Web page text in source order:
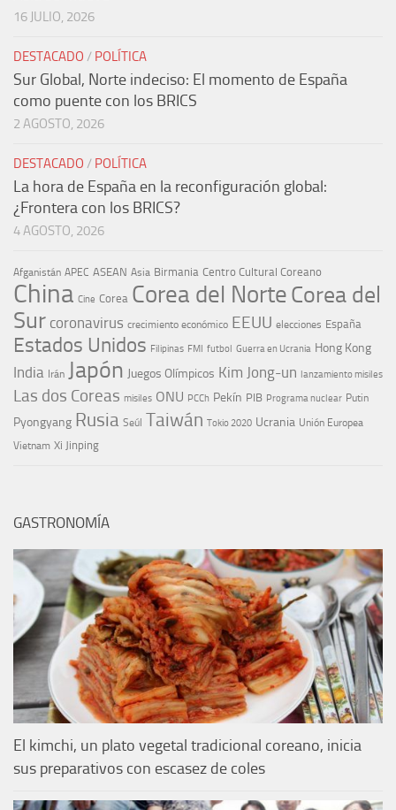
16 JULIO, 2026
DESTACADO / POLÍTICA
Sur Global, Norte indeciso: El momento de España
como puente con los BRICS
2 AGOSTO, 2026
DESTACADO / POLÍTICA
La hora de España en la reconfiguración global:
¿Frontera con los BRICS?
4 AGOSTO, 2026
Afganistán APEC ASEAN Asia Birmania Centro Cultural Coreano
China Cine Corea Corea del NorteCorea del
Sur coronavirus crecimiento económico EEUU elecciones España
Estados Unidos Filipinas FMI futbol Guerra en Ucrania Hong Kong
India Irán Japón Juegos Olímpicos Kim Jong-un lanzamiento misiles
Las dos Coreas misiles ONU PCCh Pekín PIB Programa nuclear Putin
Pyongyang Rusia Seúl Taiwán Tokio 2020 Ucrania Unión Europea
Vietnam Xi Jinping
GASTRONOMÍA
El kimchi, un plato vegetal tradicional coreano, inicia
sus preparativos con escasez de coles